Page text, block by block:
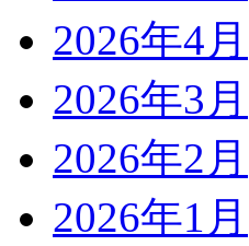
2026年4月
2026年3月
2026年2月
2026年1月